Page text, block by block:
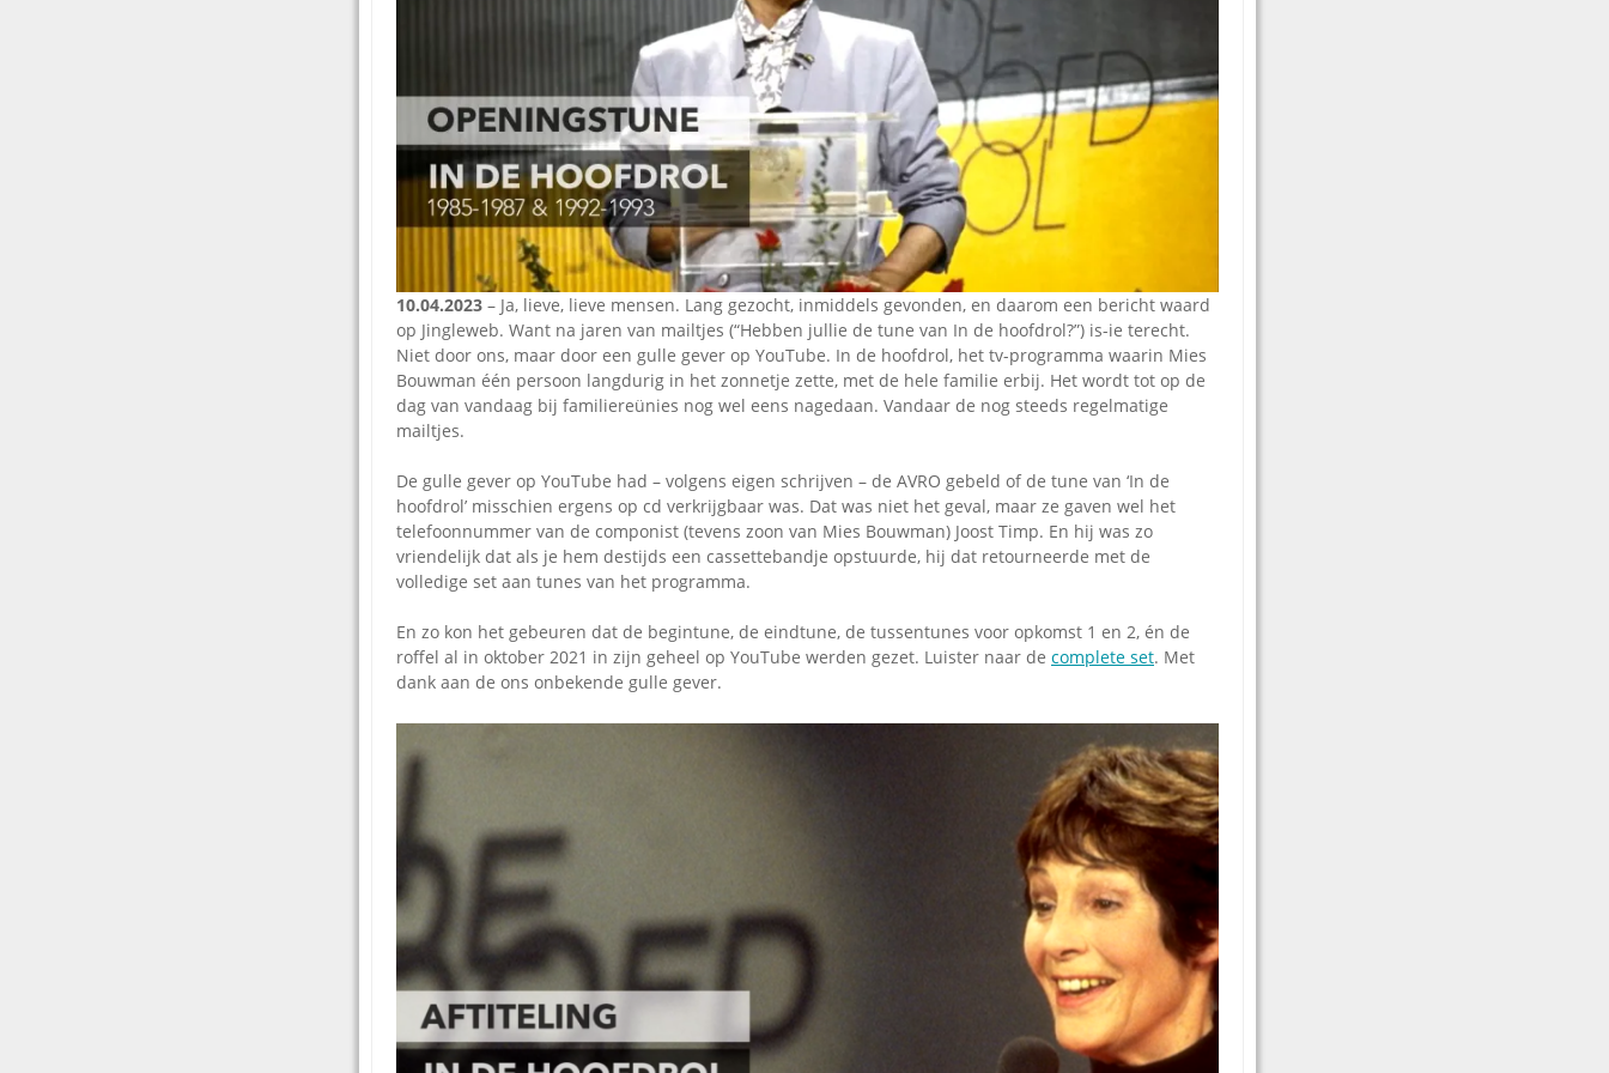
Omroepbanden
Stoomfluit Klaas
Vaak
Uitvinding
jinglecassette
10.04.2023 – Ja, lieve, lieve mensen. Lang gezocht, inmiddels gevonden, en daarom een bericht waard
op Jingleweb. Want na jaren van mailtjes (“Hebben jullie de tune van In de hoofdrol?”) is-ie terecht.
Niet door ons, maar door een gulle gever op YouTube. In de hoofdrol, het tv-programma waarin Mies
Bouwman één persoon langdurig in het zonnetje zette, met de hele familie erbij. Het wordt tot op de
dag van vandaag bij familiereünies nog wel eens nagedaan. Vandaar de nog steeds regelmatige
mailtjes.
De gulle gever op YouTube had – volgens eigen schrijven – de AVRO gebeld of de tune van ‘In de
hoofdrol’ misschien ergens op cd verkrijgbaar was. Dat was niet het geval, maar ze gaven wel het
telefoonnummer van de componist (tevens zoon van Mies Bouwman) Joost Timp. En hij was zo
vriendelijk dat als je hem destijds een cassettebandje opstuurde, hij dat retourneerde met de
volledige set aan tunes van het programma.
En zo kon het gebeuren dat de begintune, de eindtune, de tussentunes voor opkomst 1 en 2, én de
roffel al in oktober 2021 in zijn geheel op YouTube werden gezet. Luister naar de complete set. Met
dank aan de ons onbekende gulle gever.